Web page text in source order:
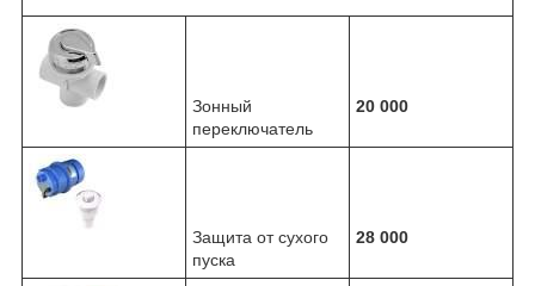
Зонный
переключатель
20 000
Защита от сухого
пуска
28 000